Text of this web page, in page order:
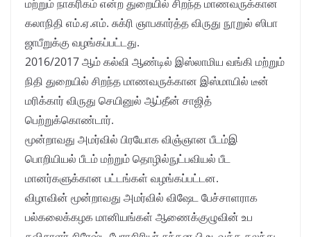
மற்றும் நாகரிகம் என்ற துறையில் சிறந்த மாணவருக்கான
கலாநிதி எம்.ஏ.எம். சுக்ரி ஞாபகார்த்த விருது நூறுல் ஸிபா
ஜாபீறுக்கு வழங்கப்பட்டது.
2016/2017 ஆம் கல்வி ஆண்டில் இஸ்லாமிய வங்கி மற்றும்
நிதி துறையில் சிறந்த மாணவருக்கான இஸ்மாயில் டீன்
மரிக்கார் விருது செயினுல் ஆப்தீன் சாஜித்
பெற்றுக்கொண்டார்.
மூன்றாவது அமர்வில் பிரயோக விஞ்ஞான பீடம்இ
பொறியியல் பீடம் மற்றும் தொழில்நுட்பவியல் பீட
மானர்களுக்கான பட்டங்கள் வழங்கப்பட்டன.
விழாவின் மூன்றாவது அமர்வில் விஷேட பேச்சாளராக
பல்கலைக்கழக மானியங்கள் ஆணைக்குழுவின் உப